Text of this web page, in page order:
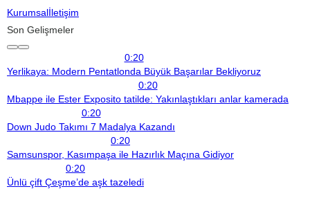
Kurumsalİletişim
Son Gelişmeler
0:20
Yerlikaya: Modern Pentatlonda Büyük Başarılar Bekliyoruz
0:20
Mbappe ile Ester Exposito tatilde: Yakınlaştıkları anlar kamerada
0:20
Down Judo Takımı 7 Madalya Kazandı
0:20
Samsunspor, Kasımpaşa ile Hazırlık Maçına Gidiyor
0:20
Ünlü çift Çeşme’de aşk tazeledi